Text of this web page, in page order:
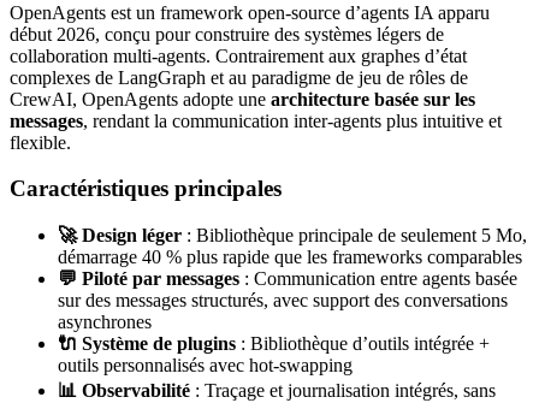
OpenAgents est un framework open-source d’agents IA apparu
début 2026, conçu pour construire des systèmes légers de
collaboration multi-agents. Contrairement aux graphes d’état
complexes de LangGraph et au paradigme de jeu de rôles de
CrewAI, OpenAgents adopte une architecture basée sur les
messages, rendant la communication inter-agents plus intuitive et
flexible.
Caractéristiques principales
🚀 Design léger : Bibliothèque principale de seulement 5 Mo,
démarrage 40 % plus rapide que les frameworks comparables
💬 Piloté par messages : Communication entre agents basée
sur des messages structurés, avec support des conversations
asynchrones
🔌 Système de plugins : Bibliothèque d’outils intégrée +
outils personnalisés avec hot-swapping
📊 Observabilité : Traçage et journalisation intégrés, sans